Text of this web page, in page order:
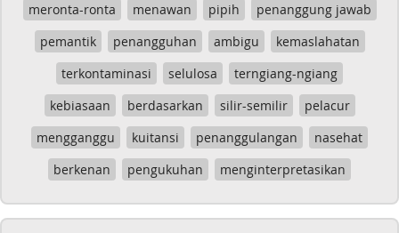
meronta-ronta
menawan pipih
penanggung jawab
pemantik
penangguhan ambigu
kemaslahatan
terkontaminasi
selulosa
terngiang-ngiang
kebiasaan
berdasarkan silir-semilir
pelacur
mengganggu
kuitansi penanggulangan
nasehat
berkenan
pengukuhan menginterpretasikan